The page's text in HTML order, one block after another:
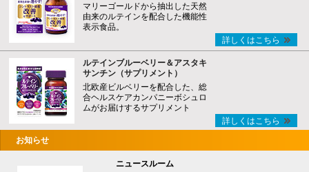
マリーゴールドから抽出した天然
由来のルテインを配合した機能性
表示食品。
詳しくはこちら
ルテインブルーベリー＆アスタキ
サンチン（サプリメント）
北欧産ビルベリーを配合した、総
合ヘルスケアカンパニーボシュロ
ムがお届けするサプリメント
詳しくはこちら
お知らせ
ニュースルーム